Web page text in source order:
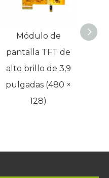
Módulo de
pantalla TFT de
alto brillo de 3,9
pulgadas (480 ×
128)